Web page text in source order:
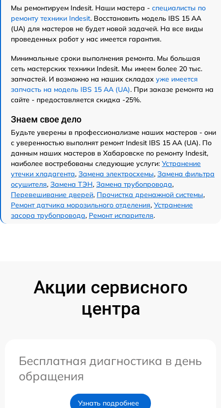
Мы ремонтируем Indesit. Наши мастера - специалисты по
ремонту техники Indesit. Восстановить модель IBS 15 AA
(UA) для мастеров не будет новой задачей. На все виды
проведенных работ у нас имеется гарантия.
Минимальные сроки выполнения ремонта. Мы большая
сеть мастерских техники Indesit. Мы имеем более 20 тыс.
запчастей. И возможно на наших складах уже имеется
запчасть на модель IBS 15 AA (UA). При заказе ремонта на
сайте - предоставляется скидка -25%.
Знаем свое дело
Будьте уверены в профессионализме наших мастеров - они
с уверенностью выполнят ремонт Indesit IBS 15 AA (UA). По
данным наших мастеров в Хабаровске по ремонту Indesit,
наиболее востребованы следующие услуги: Устранение
утечки хладагента, Замена электросхемы, Замена фильтра
осушителя, Замена ТЭН, Замена трубопровода,
Перевешивание дверей, Прочистка дренажной системы,
Ремонт датчика морозильного отделения, Устранение
засора трубопровода, Ремонт испарителя.
Акции сервисного
центра
Бесплатная диагностика в день
обращения
Узнать подробнее